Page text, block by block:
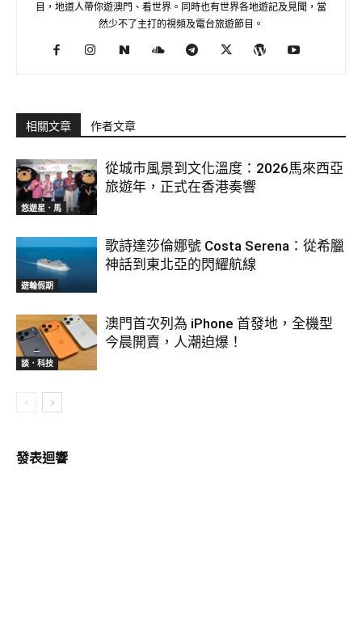
目，地道人帶你遊澳門、看世界。同時也有世界各地遊記及見聞，當
然少不了主打的視頻及電台旅遊節目。
相關文章 作者文章
悠遊星．馬
從城市風景到文化溫度：2026馬來西亞
旅遊年，正式在香港奏響
遊輪假期
歌詩達莎倫娜號 Costa Serena：從希臘
神話到東北亞的閃耀航線
談．科技
澳門首次列為 iPhone 首發地，全機型
今晨開賣，人潮迫爆！
發表迴響